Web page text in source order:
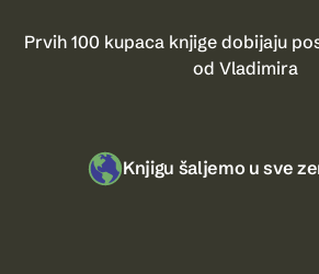
Prvih 100 kupaca knjige dobijaju
od Vladimira
Knjigu šaljemo u sve